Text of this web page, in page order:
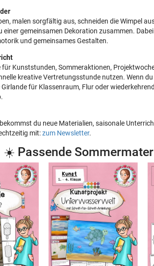
malen sorgfältig aus, schneiden die Wimpel
einer gemeinsamen Dekoration zusammen.
und gemeinsames Gestalten.
für Kunststunden, Sommeraktionen,
kreative Vertretungsstunde nutzen. Wenn
für Klassenraum, Flur oder
du neue Materialien, saisonale
mit:zum Newsletter.
☀️ Passende